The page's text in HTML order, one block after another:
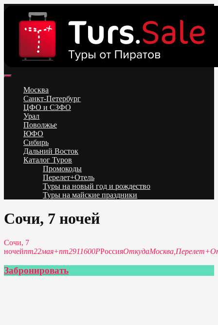
content
Низкие цены на путевки 3-7-10 ночей все включено, отдых на
море. Распродажа экскурсионных и горнолыжных туров.
Обновление каждый день. Официальный сайт Тур Сейл
Москва
Санкт-Петербург
ЦФО и СЗФО
Урал
Поволжье
ЮФО
Сибирь
Дальний Восток
Каталог Туров
Промокоды
Перелет+Отель
Туры на новый год и рождество
Туры на майские праздники
Сочи, 7 ночей
Сочи, 7
ночейпт22мая+пт2911600PРоссияОткудаМосква,
Забронировать